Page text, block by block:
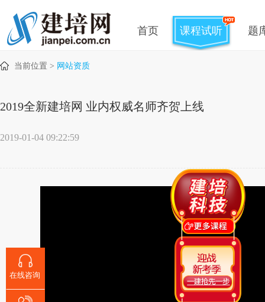
首页 课程试听 题
当前位置 > 网站资质
2019全新建培网 业内权威名师齐贺上线
2019-01-04 09:22:59
在线咨询